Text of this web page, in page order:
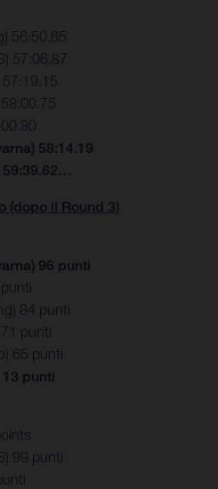
56:50.65
57:06.87
57:19.15
58:14.19
59:39.62…
(dopo il Round 3)
96 punti
84 punti
punti
65 punti
punti
99 punti